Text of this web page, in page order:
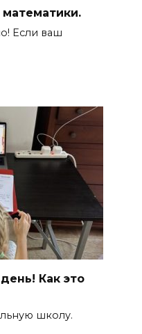
Если ваш
Как это
школу.